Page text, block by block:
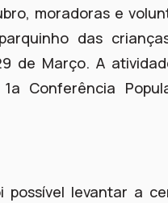
moradoras e
das
de Março. A
Conferência
possível levantar a